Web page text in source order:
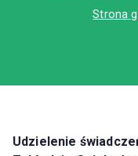
Strona
Udzielenie